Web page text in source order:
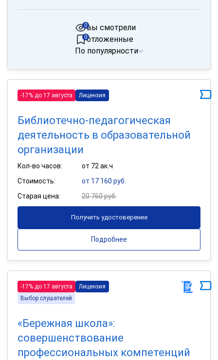
вы смотрели
0
отложенные
0
По популярности
-17% до 17 августа Лицензия
Библиотечно-педагогическая
деятельность в образовательной
организации
Кол-во часов:
от 72 ак.ч
Стоимость:
от 17 160 руб.
Старая цена:
20 760 руб.
Получить удостоверение
Подробнее
-17% до 17 августа
Лицензия
Выбор слушателей
«Бережная школа»:
совершенствование
профессиональных компетенций